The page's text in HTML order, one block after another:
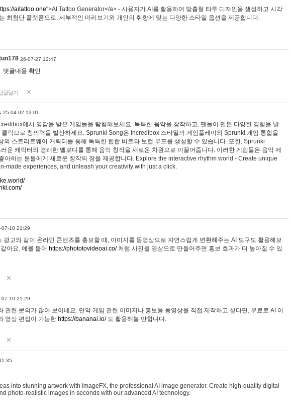
aitattoo.one">AI Tattoo Generator</a> - 사용자가 AI를 활용하여 맞춤형 타투 디자인을 생성하고 시각
최첨단 플랫폼으로, 세부적인 미리보기와 개인의 취향에 맞는 다양한 스타일 옵션을 제공합니다.
26-07-27 12:47
댓글내용 확인
글달기
25-04-02 13:01
에서 영감을 받은 게임들을 탐험해보세요. 독특한 음악을 창작하고, 팬들이 만든 다양한 경험을 발
클릭으로 창의력을 발산하세요. Sprunki Song은 Incredibox 스타일의 게임플레이와 Sprunki 게임 통합을
의 스트리트웨어 캐릭터를 통해 독특한 힙합 비트와 보컬 루프를 생성할 수 있습니다. 또한, Sprunki
운 캐릭터와 경쾌한 멜로디를 통해 음악 창작을 새로운 차원으로 이끌어줍니다. 이러한 게임들은 음악 제
아하는 분들에게 새로운 창작의 장을 제공합니다. Explore the interactive rhythm world - Create unique
made experiences, and unleash your creativity with just a click.
07-10 21:29
광고와 같이 온라인 콘텐츠를 홍보할 때, 이미지를 동영상으로 자연스럽게 변환해주는 AI 도구도 활용해보
아요. 예를 들어 https://phototovideoai.co/처럼 사진을 영상으로 만들어주면 홍보 효과가 더 높아질 수 있
07-10 21:29
관련 문의가 많아 보이네요. 만약 게임 관련 이미지나 홍보용 동영상을 직접 제작하고 싶다면, 무료로 AI 이
영상 편집이 가능한 https://bananai.io/도 활용해볼 만합니다.
into stunning artwork with ImageFX, the professional AI image generator. Create high-quality digital
photo-realistic images in seconds with our advanced AI technology.